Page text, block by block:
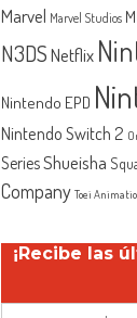
Marvel Marvel Studios
N3DSNetflix
Nintendo EPD
Nintendo Switch 2
SeriesShueisha
Company Toei
¡Recibe las